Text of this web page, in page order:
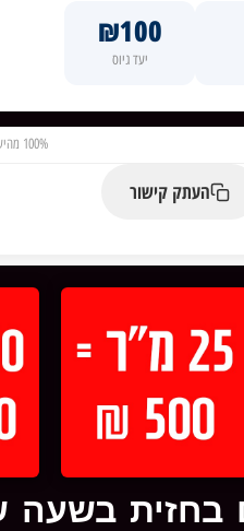
₪100
יעד גיוס
100% מהיעד הושג
העתק קישור
בשעה